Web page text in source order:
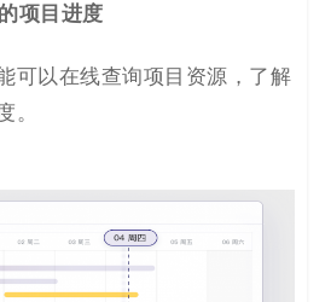
项目进度
可以在线查询项目资源，了解
。